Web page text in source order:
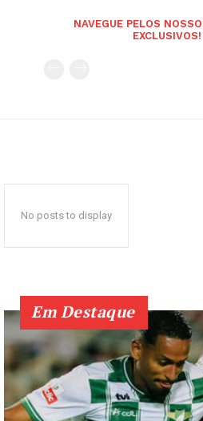
NAVEGUE PELOS
EXCLUSIVOS!
No posts to display
Em Destaque